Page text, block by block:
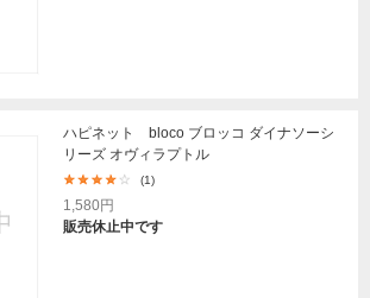
ハピネット bloco ブロッコ ダイナソーシ
リーズ オヴィラプトル
(1)
1,580円
販売休止中です